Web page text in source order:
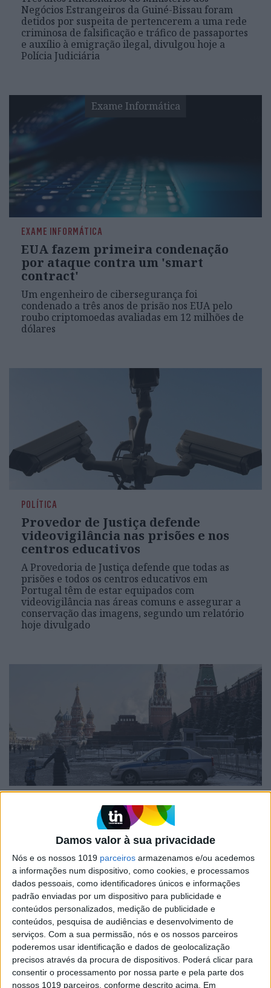
Damos valor à sua privacidade
Nós e os nossos 1019 parceiros armazenamos e/ou acedemos
a informações num dispositivo, como cookies, e processamos
dados pessoais, como identificadores únicos e informações
padrão enviadas por um dispositivo para publicidade e
conteúdos personalizados, medição de publicidade e
conteúdos, pesquisa de audiências e desenvolvimento de
serviços. Com a sua permissão, nós e os nossos parceiros
poderemos usar identificação e dados de geolocalização
precisos através da procura de dispositivos. Poderá clicar para
consentir o processamento por nossa parte e pela parte dos
nossos 1019 parceiros, conforme descrito acima. Em
Negócios Estrangeiros da Guiné-Bissau foram
detidos por suspeita de pertencerem a uma rede
criminosa de falsificação e tráfico de passaportes
e auxílio à emigração ilegal, divulgou hoje a
Polícia Judiciária
Exame Informática
EXAME INFORMÁTICA
EUA fazem primeira condenação
por ataque contra um 'smart
contract'
Um engenheiro de cibersegurança foi
condenado a três anos de prisão nos EUA pelo
roubo criptomoedas avaliadas em 12 milhões de
dólares
POLÍTICA
Provedor de Justiça defende
videovigilância nas prisões e nos
centros educativos
A Provedoria de Justiça defende que todas as
prisões e todos os centros educativos em
Portugal têm de estar equipados com
videovigilância nas áreas comuns e assegurar a
conservação das imagens, segundo um relatório
hoje divulgado
Mais ataques a migrantes da Ásia
Central na Rússia após atentado em
Moscovo -- HRW
A organização não-governamental Human Rights
Watch (HRW) denunciou hoje que migrantes da
Ásia Central e pessoas "de aparência não-eslava"
enfrentam na Rússia um "acentuado aumento de
perseguição étnica e ataques", após o atentado
islamita de março em Moscovo
Exame Informática